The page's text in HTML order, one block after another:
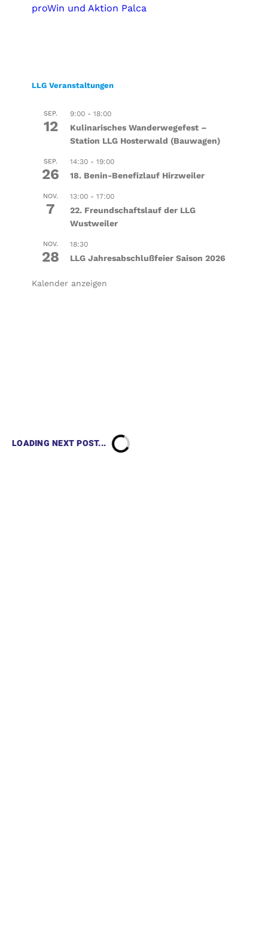
proWin und Aktion Palca
LLG Veranstaltungen
SEP.
12
9:00- 18:00
Kulinarisches Wanderwegefest –
Station LLG Hosterwald (Bauwagen)
SEP.
26
14:30- 19:00
18. Benin-Benefizlauf Hirzweiler
NOV.
7
13:00- 17:00
22. Freundschaftslauf der LLG
Wustweiler
NOV.
28
18:30
LLG Jahresabschlußfeier Saison 2026
Kalender anzeigen
LOADING NEXT POST...